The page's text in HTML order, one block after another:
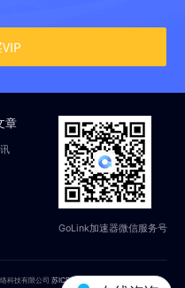
章
GoLink加速器微信服务号
科技有限公司苏ICP备18014251号-2